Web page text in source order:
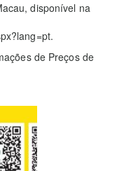
disponível na
de Preços de